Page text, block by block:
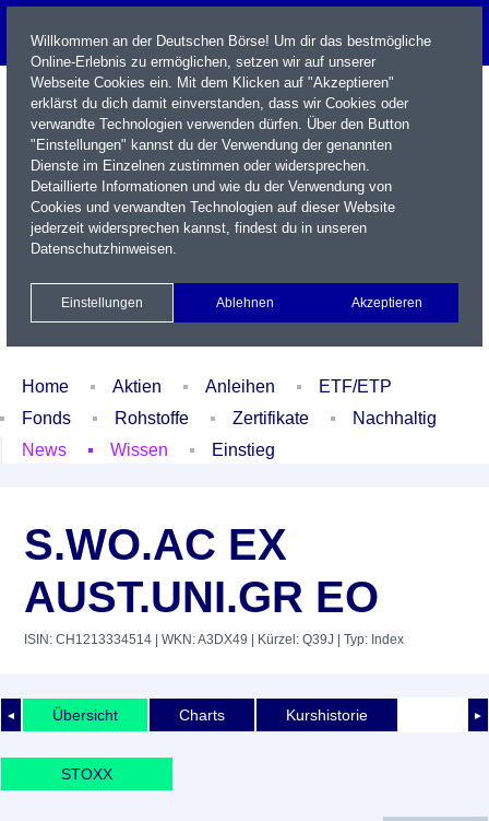
Name / WKN / ISIN / Kürzel
Xetra Realtime
Watchlist Portfolio Login
Home Aktien Anleihen
ETF/ETP
Fonds
Rohstoffe Zertifikate
Nachhaltig
News
Wissen Einstieg
S.WO.AC EX
AUST.UNI.GR EO
ISIN: CH1213334514 | WKN: A3DX49 | Kürzel: Q39J | Typ: Index
◄ ►
Übersicht Charts Kurshistorie
STOXX
Willkommen an der Deutschen Börse! Um dir das bestmögliche
Online-Erlebnis zu ermöglichen, setzen wir auf unserer
Webseite Cookies ein. Mit dem Klicken auf "Akzeptieren"
erklärst du dich damit einverstanden, dass wir Cookies oder
verwandte Technologien verwenden dürfen. Über den Button
"Einstellungen" kannst du der Verwendung der genannten
Dienste im Einzelnen zustimmen oder widersprechen.
Detaillierte Informationen und wie du der Verwendung von
Cookies und verwandten Technologien auf dieser Website
jederzeit widersprechen kannst, findest du in unseren
Datenschutzhinweisen.
Einstellungen Ablehnen Akzeptieren